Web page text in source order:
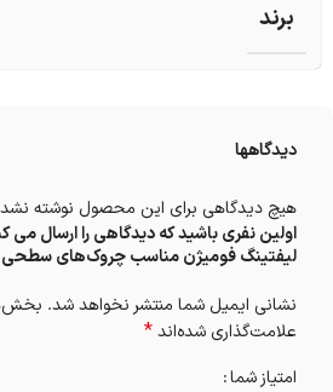
برند
دیدگاهها
هیچ دیدگاهی برای این محصول نوشته
اولین نفری باشید که دیدگاهی را ارسال
لیفتینگ فومیژن مناسب چروک‌های سطحی 40 میلی لیتر”
نشانی ایمیل شما منتشر نخواهد شد.
علامت‌گذاری شده‌اند*
امتیاز شما